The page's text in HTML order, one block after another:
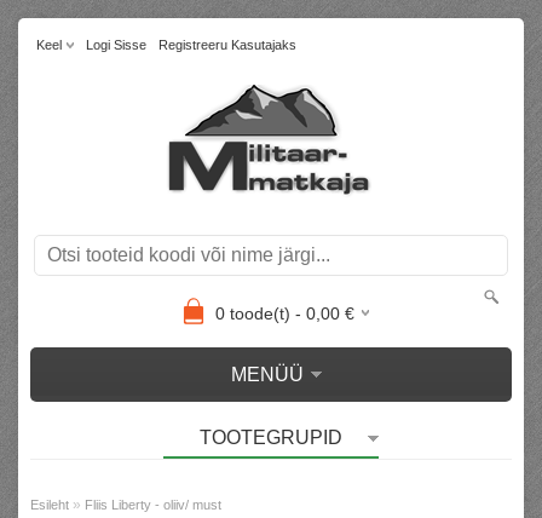
Keel Logi Sisse Registreeru Kasutajaks
0toode(t) - 0,00€
MENÜÜ
TOOTEGRUPID
Esileht » Fliis Liberty - oliiv/ must